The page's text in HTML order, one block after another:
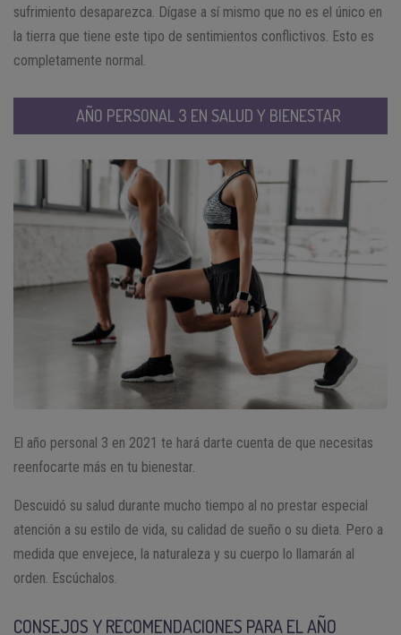
sufrimiento desaparezca. Dígase a sí mismo que no es el único en
la tierra que tiene este tipo de sentimientos conflictivos. Esto es
completamente normal.
AÑO PERSONAL 3 EN SALUD Y BIENESTAR
El año personal 3 en 2021 te hará darte cuenta de que necesitas
reenfocarte más en tu bienestar.
Descuidó su salud durante mucho tiempo al no prestar especial
atención a su estilo de vida, su calidad de sueño o su dieta. Pero a
medida que envejece, la naturaleza y su cuerpo lo llamarán al
orden. Escúchalos.
CONSEJOS Y RECOMENDACIONES PARA EL AÑO